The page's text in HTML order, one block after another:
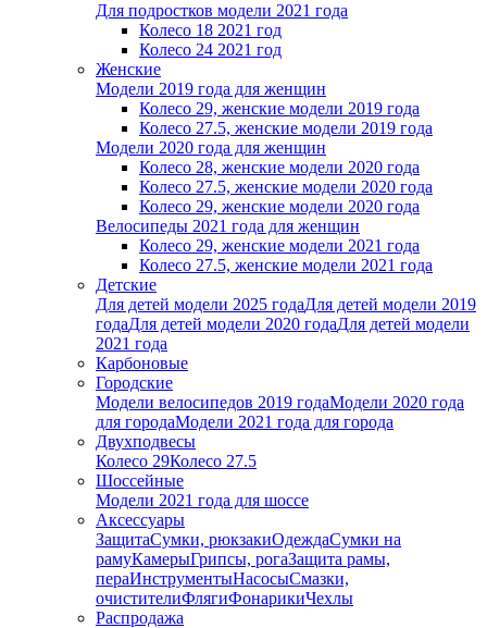
Для подростков модели 2021 года
Колесо 18 2021 год
Колесо 24 2021 год
Женскиe
Модели 2019 года для женщин
Колесо 29, женские модели 2019 года
Колесо 27.5, женские модели 2019 года
Модели 2020 года для женщин
Колесо 28, женские модели 2020 года
Колесо 27.5, женские модели 2020 года
Колесо 29, женские модели 2020 года
Велосипеды 2021 года для женщин
Колесо 29, женские модели 2021 года
Колесо 27.5, женские модели 2021 года
Детские
Для детей модели 2025 годаДля детей модели 2019
годаДля детей модели 2020 годаДля детей модели
2021 года
Карбоновые
Городские
Модели велосипедов 2019 годаМодели 2020 года
для городаМодели 2021 года для города
Двухподвесы
Колесо 29Колесо 27.5
Шоссейные
Модели 2021 года для шоссе
Аксессуары
ЗащитаСумки, рюкзакиОдеждаСумки на
рамуКамерыГрипсы, рогаЗащита рамы,
пераИнструментыНасосыСмазки,
очистителиФлягиФонарикиЧехлы
Распродажа